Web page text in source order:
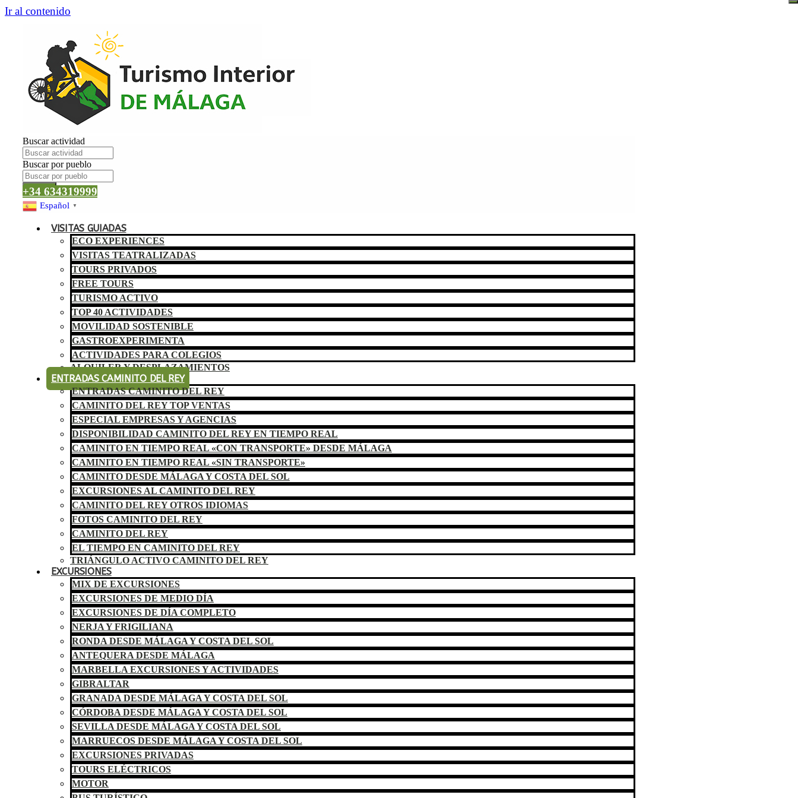
Ir al contenido
Buscar actividad
Buscar por pueblo
Buscar
+34 634319999
Español ▼
VISITAS GUIADAS
ECO EXPERIENCES
VISITAS TEATRALIZADAS
TOURS PRIVADOS
FREE TOURS
TURISMO ACTIVO
TOP 40 ACTIVIDADES
MOVILIDAD SOSTENIBLE
GASTROEXPERIMENTA
ACTIVIDADES PARA COLEGIOS
ALQUILER Y DESPLAZAMIENTOS
ENTRADAS CAMINITO DEL REY
ENTRADAS CAMINITO DEL REY
CAMINITO DEL REY TOP VENTAS
ESPECIAL EMPRESAS Y AGENCIAS
DISPONIBILIDAD CAMINITO DEL REY EN TIEMPO REAL
CAMINITO EN TIEMPO REAL «CON TRANSPORTE» DESDE MÁLAGA
CAMINITO EN TIEMPO REAL «SIN TRANSPORTE»
CAMINITO DESDE MÁLAGA Y COSTA DEL SOL
EXCURSIONES AL CAMINITO DEL REY
CAMINITO DEL REY OTROS IDIOMAS
FOTOS CAMINITO DEL REY
CAMINITO DEL REY
EL TIEMPO EN CAMINITO DEL REY
TRIÁNGULO ACTIVO CAMINITO DEL REY
EXCURSIONES
MIX DE EXCURSIONES
EXCURSIONES DE MEDIO DÍA
EXCURSIONES DE DÍA COMPLETO
NERJA Y FRIGILIANA
RONDA DESDE MÁLAGA Y COSTA DEL SOL
ANTEQUERA DESDE MÁLAGA
MARBELLA EXCURSIONES Y ACTIVIDADES
GIBRALTAR
GRANADA DESDE MÁLAGA Y COSTA DEL SOL
CÓRDOBA DESDE MÁLAGA Y COSTA DEL SOL
SEVILLA DESDE MÁLAGA Y COSTA DEL SOL
MARRUECOS DESDE MÁLAGA Y COSTA DEL SOL
EXCURSIONES PRIVADAS
TOURS ELÉCTRICOS
MOTOR